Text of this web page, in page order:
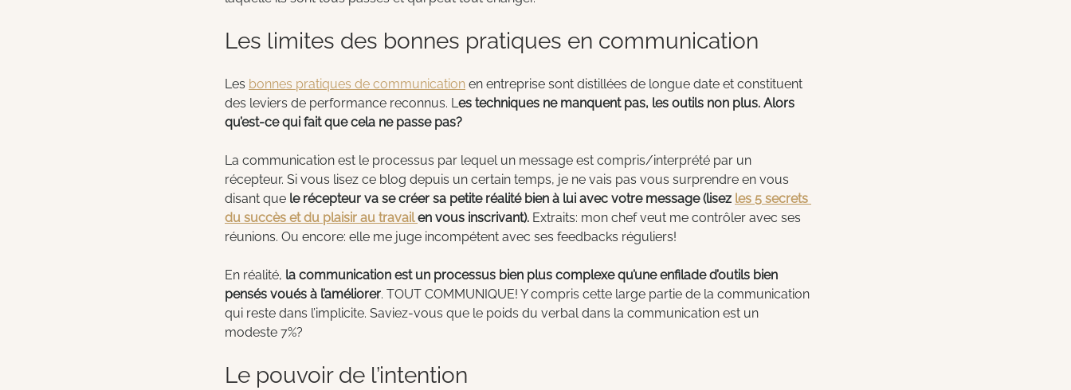
Les limites des bonnes pratiques en communication
Les bonnes pratiques de communication en entreprise sont distillées de longue date et constituent
des leviers de performance reconnus. Les techniques ne manquent pas, les outils non plus. Alors
qu’est-ce qui fait que cela ne passe pas?
La communication est le processus par lequel un message est compris/interprété par un
récepteur. Si vous lisez ce blog depuis un certain temps, je ne vais pas vous surprendre en vous
disant que le récepteur va se créer sa petite réalité bien à lui avec votre message (lisez les 5 secrets
du succès et du plaisir au travail en vous inscrivant). Extraits: mon chef veut me contrôler avec ses
réunions. Ou encore: elle me juge incompétent avec ses feedbacks réguliers!
En réalité, la communication est un processus bien plus complexe qu’une enfilade d’outils bien
pensés voués à l’améliorer. TOUT COMMUNIQUE! Y compris cette large partie de la communication
qui reste dans l’implicite. Saviez-vous que le poids du verbal dans la communication est un
modeste 7%?
Le pouvoir de l’intention